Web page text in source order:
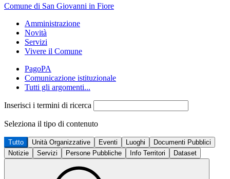
Comune di San Giovanni in Fiore
Amministrazione
Novità
Servizi
Vivere il Comune
PagoPA
Comunicazione istituzionale
Tutti gli argomenti...
Inserisci i termini di ricerca
Seleziona il tipo di contenuto
Tutto Unità Organizzative Eventi Luoghi
Documenti Pubblici
Notizie
Servizi Persone Pubbliche Info Territori Dataset